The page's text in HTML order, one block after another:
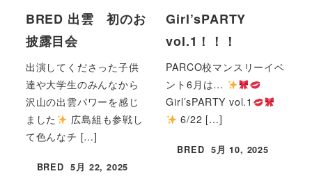
BRED 出雲 初のお
披露目会
出演してくださった子供
達や大学生のみんなから
沢山の出雲パワーを感じ
ました
広島組も参戦し
て色んなチ […]
BRED
投稿日
5月 22, 2025
Girl’sPARTY
vol.1！！！
PARCO校マンスリーイベ
ント6月は…
Girl’sPARTY vol.1
6/22 […]
BRED
投稿日
5月 10, 2025